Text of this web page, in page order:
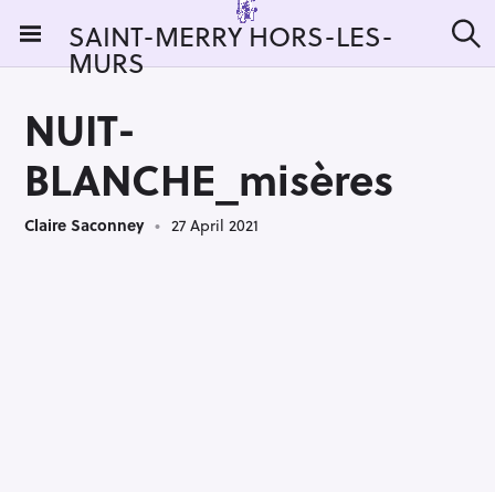
i
SAINT-MERRY HORS-LES-
MURS e
NUIT-
BLANCHE_misères
Claire Saconney 27 April 2021